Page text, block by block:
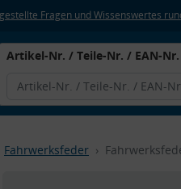
Fragen und Wissenswertes
Artikel-Nr. / Teile-Nr. / EAN-Nr.
Fahrwerksfeder